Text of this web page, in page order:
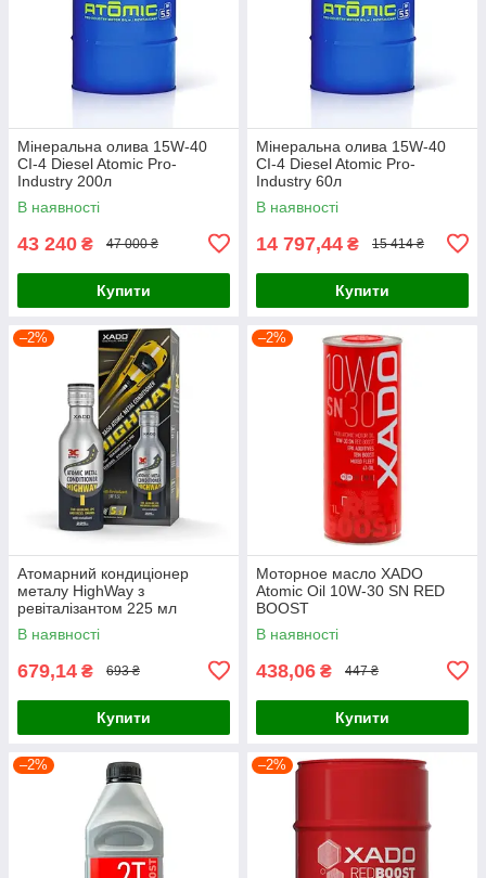
Мінеральна олива 15W-40
CI-4 Diesel Atomic Pro-
Industry 200л
В наявності
43 240 ₴ 47 000 ₴
Купити
Мінеральна олива 15W-40
CI-4 Diesel Atomic Pro-
Industry 60л
В наявності
14 797,44 ₴ 15 414 ₴
Купити
–2%
Атомарний кондиціонер
металу HighWay з
ревіталізантом 225 мл
В наявності
679,14 ₴ 693 ₴
Купити
–2%
Моторное масло XADO
Atomic Oil 10W-30 SN RED
BOOST
В наявності
438,06 ₴ 447 ₴
Купити
–2% –2%